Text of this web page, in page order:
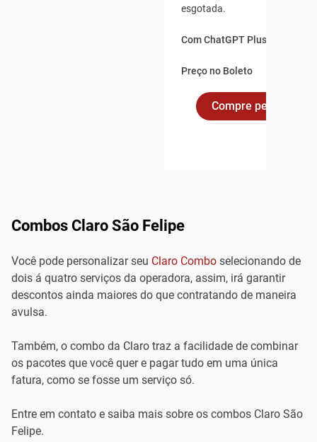
esgotada.
Com ChatGPT Plus incluso
Preço no Boleto
Compre pelo
Combos Claro São Felipe
Você pode personalizar seu Claro Combo selecionando de
dois á quatro serviços da operadora, assim, irá garantir
descontos ainda maiores do que contratando de maneira
avulsa.
Também, o combo da Claro traz a facilidade de combinar
os pacotes que você quer e pagar tudo em uma única
fatura, como se fosse um serviço só.
Entre em contato e saiba mais sobre os combos Claro São
Felipe.